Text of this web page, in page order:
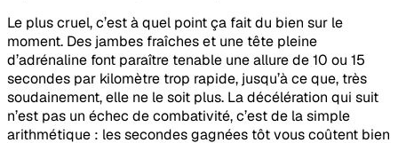
Le plus cruel, c’est à quel point ça fait du bien sur le
moment. Des jambes fraîches et une tête pleine
d’adrénaline font paraître tenable une allure de 10 ou 15
secondes par kilomètre trop rapide, jusqu’à ce que, très
soudainement, elle ne le soit plus. La décélération qui suit
n’est pas un échec de combativité, c’est de la simple
arithmétique : les secondes gagnées tôt vous coûtent bien